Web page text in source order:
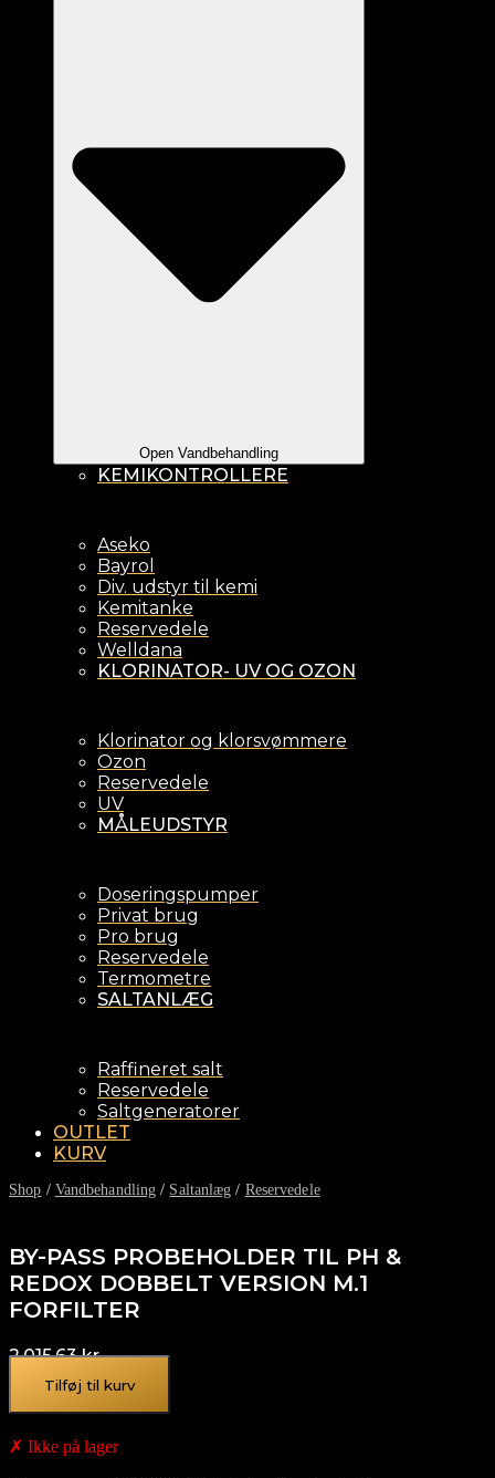
Open Vandbehandling
KEMIKONTROLLERE
Aseko
Bayrol
Div. udstyr til kemi
Kemitanke
Reservedele
Welldana
KLORINATOR- UV OG OZON
Klorinator og klorsvømmere
Ozon
Reservedele
UV
MÅLEUDSTYR
Doseringspumper
Privat brug
Pro brug
Reservedele
Termometre
SALTANLÆG
Raffineret salt
Reservedele
Saltgeneratorer
OUTLET
KURV
Shop / Vandbehandling / Saltanlæg / Reservedele
BY-PASS PROBEHOLDER TIL PH &
REDOX DOBBELT VERSION M.1
FORFILTER
2.015,63kr.
Tilføj til kurv
✗ Ikke på lager